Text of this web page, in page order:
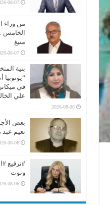
08-07
من وراء
منيغ
08-07
بنية
في
علي
2026-08-06
بعض
نعيم عبد
08-06
#ترقيع
وتوت
08-06